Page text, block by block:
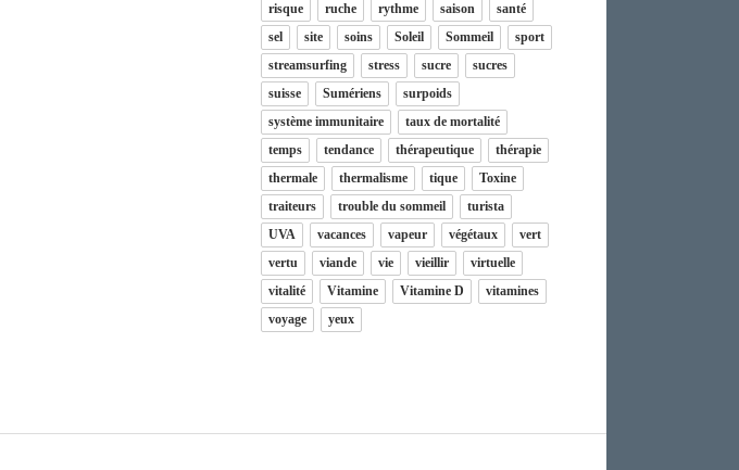
risque
ruche rythme saison
santé
sel
site soins Soleil Sommeil
sport
streamsurfing
stress sucre
sucres
suisse
Sumériens
surpoids
système immunitaire
taux de mortalité
temps
tendance thérapeutique
thérapie
thermale
thermalisme tique
Toxine
traiteurs
trouble du sommeil
turista
UVA
vacances vapeur végétaux
vert
vertu
viande vie vieillir
virtuelle
vitalité
Vitamine Vitamine D
vitamines
voyage
yeux